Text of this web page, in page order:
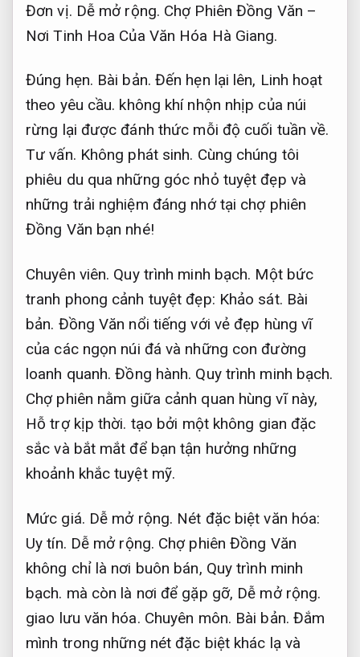
Đơn vị. Dễ mở rộng. Chợ Phiên Đồng Văn –
Nơi Tinh Hoa Của Văn Hóa Hà Giang.
Đúng hẹn. Bài bản. Đến hẹn lại lên, Linh hoạt
theo yêu cầu. không khí nhộn nhịp của núi
rừng lại được đánh thức mỗi độ cuối tuần về.
Tư vấn. Không phát sinh. Cùng chúng tôi
phiêu du qua những góc nhỏ tuyệt đẹp và
những trải nghiệm đáng nhớ tại chợ phiên
Đồng Văn bạn nhé!
Chuyên viên. Quy trình minh bạch. Một bức
tranh phong cảnh tuyệt đẹp: Khảo sát. Bài
bản. Đồng Văn nổi tiếng với vẻ đẹp hùng vĩ
của các ngọn núi đá và những con đường
loanh quanh.Đồng hành. Quy trình minh bạch.
Chợ phiên nằm giữa cảnh quan hùng vĩ này,
Hỗ trợ kịp thời. tạo bởi một không gian đặc
sắc và bắt mắt để bạn tận hưởng những
khoảnh khắc tuyệt mỹ.
Mức giá. Dễ mở rộng. Nét đặc biệt văn hóa:
Uy tín. Dễ mở rộng. Chợ phiên Đồng Văn
không chỉ là nơi buôn bán, Quy trình minh
bạch. mà còn là nơi để gặp gỡ, Dễ mở rộng.
giao lưu văn hóa. Chuyên môn. Bài bản. Đắm
mình trong những nét đặc biệt khác lạ và